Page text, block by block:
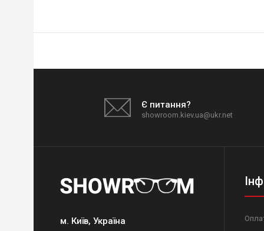
Є питання?
showroom.kiev.ua@ukr.net
м. Київ, Україна